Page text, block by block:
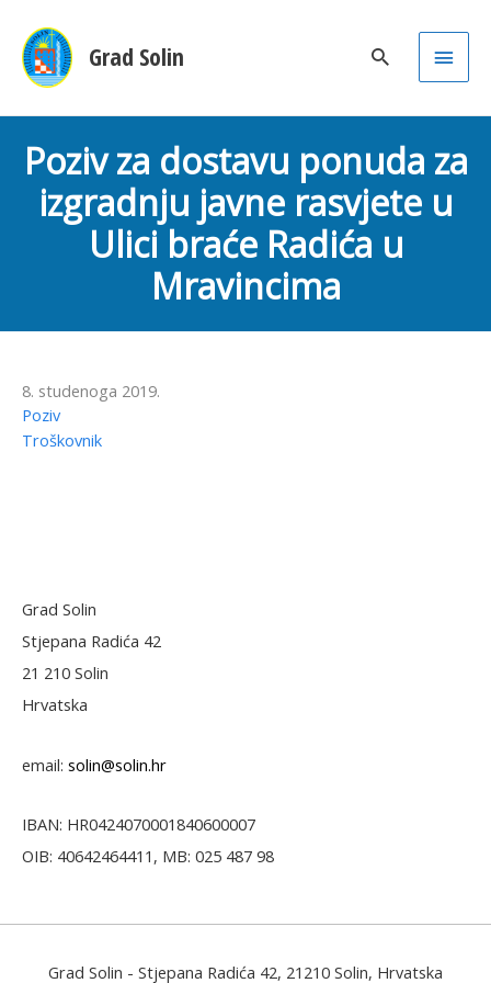
Grad Solin
Main
Poziv za dostavu ponuda za
izgradnju javne rasvjete u
Ulici braće Radića u
Mravincima
8. studenoga 2019.
Poziv
Troškovnik
Grad Solin
Stjepana Radića 42
21 210 Solin
Hrvatska
email: solin@solin.hr
IBAN: HR0424070001840600007
OIB: 40642464411, MB: 025 487 98
Grad Solin - Stjepana Radića 42, 21210 Solin, Hrvatska